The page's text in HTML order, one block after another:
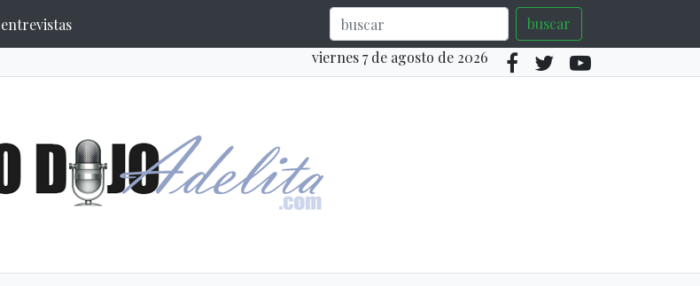
entrevistas
buscar
viernes 7 de agosto de 2026